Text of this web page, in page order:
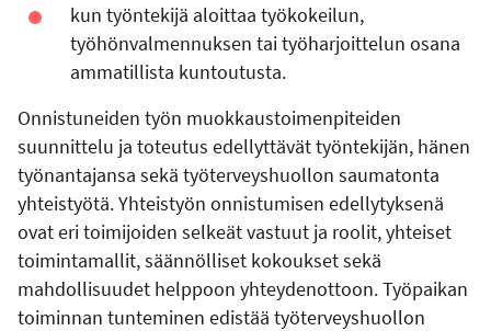
kun työntekijä aloittaa työkokeilun,
työhönvalmennuksen tai työharjoittelun osana
ammatillista kuntoutusta.
Onnistuneiden työn muokkaustoimenpiteiden
suunnittelu ja toteutus edellyttävät työntekijän, hänen
työnantajansa sekä työterveyshuollon saumatonta
yhteistyötä. Yhteistyön onnistumisen edellytyksenä
ovat eri toimijoiden selkeät vastuut ja roolit, yhteiset
toimintamallit, säännölliset kokoukset sekä
mahdollisuudet helppoon yhteydenottoon. Työpaikan
toiminnan tunteminen edistää työterveyshuollon